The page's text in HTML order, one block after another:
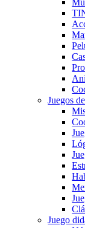
Juegos
Juego